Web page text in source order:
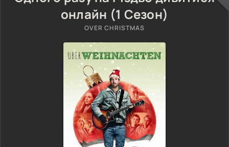
онлайн (1 Сезон)
OVER CHRISTMAS